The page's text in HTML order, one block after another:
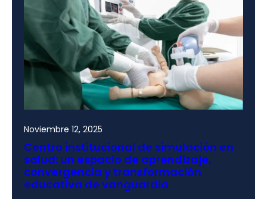
Noviembre 12, 2025
Centro institucional de simulación en
salud: un espacio de aprendizaje,
convergencia y transformación
educativa de vanguardia